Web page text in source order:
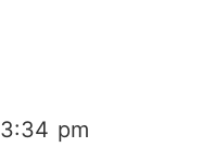
3:34 pm